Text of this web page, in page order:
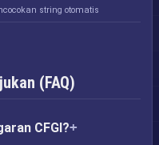
string otomatis
(FAQ)
CFGI?